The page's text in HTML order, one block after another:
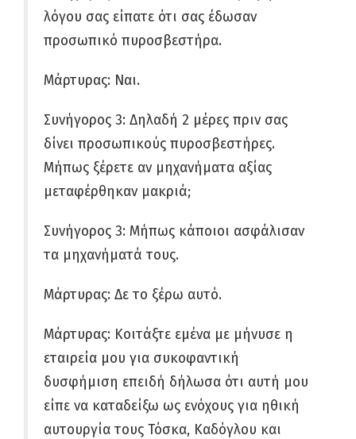
λόγου σας είπατε ότι σας έδωσαν
προσωπικό πυροσβεστήρα.
Μάρτυρας: Ναι.
Συνήγορος 3: Δηλαδή 2 μέρες πριν σας
δίνει προσωπικούς πυροσβεστήρες.
Μήπως ξέρετε αν μηχανήματα αξίας
μεταφέρθηκαν μακριά;
Συνήγορος 3: Μήπως κάποιοι ασφάλισαν
τα μηχανήματά τους.
Μάρτυρας: Δε το ξέρω αυτό.
Μάρτυρας: Κοιτάξτε εμένα με μήνυσε η
εταιρεία μου για συκοφαντική
δυσφήμιση επειδή δήλωσα ότι αυτή μου
είπε να καταδείξω ως ενόχους για ηθική
αυτουργία τους Τόσκα, Καδόγλου και